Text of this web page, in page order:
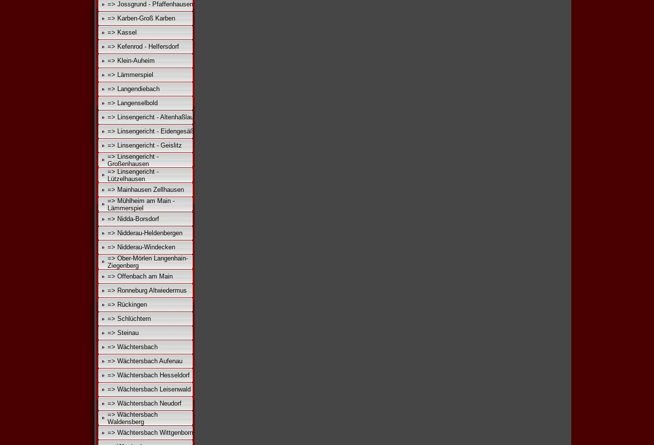
=> Jossgrund - Pfaffenhausen
=> Karben-Groß Karben
=> Kassel
=> Kefenrod - Helfersdorf
=> Klein-Auheim
=> Lämmerspiel
=> Langendiebach
=> Langenselbold
=> Linsengericht - Altenhaßlau
=> Linsengericht - Eidengesäß
=> Linsengericht - Geislitz
=> Linsengericht -
Großenhausen
=> Linsengericht -
Lützelhausen
=> Mainhausen Zellhausen
=> Mühlheim am Main -
Lämmerspiel
=> Nidda-Borsdorf
=> Nidderau-Heldenbergen
=> Nidderau-Windecken
=> Ober-Mörlen Langenhain-
Ziegenberg
=> Offenbach am Main
=> Ronneburg Altwiedermus
=> Rückingen
=> Schlüchtern
=> Steinau
=> Wächtersbach
=> Wächtersbach Aufenau
=> Wächtersbach Hesseldorf
=> Wächtersbach Leisenwald
=> Wächtersbach Neudorf
=> Wächtersbach
Waldensberg
=> Wächtersbach Wittgenborn